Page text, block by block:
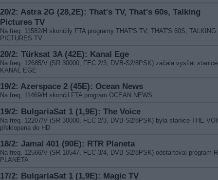
20/2: Astra 2G (28,2E): That's TV, That's 60s, Talking
Pictures TV
Na freq. 11582/H skončily FTA programy THAT'S TV, THAT'S 60S, TALKING
PICTURES TV
20/2: Türksat 3A (42E): Kanal Ege
Na freq. 12685/V (SR 30000, FEC 2/3, DVB-S2/8PSK) začala vysílat stanice
KANAL EGE
19/2: Azerspace 2 (45E): Ocean News
Na freq. 11469/H skončil FTA program OCEAN NEWS
19/2: BulgariaSat 1 (1,9E): The Voice
Na freq. 12207/V (SR 30000, FEC 2/3, DVB-S2/8PSK) byla stanice THE
překlopena do HD
18/2: Jamal 401 (90E): RTR Planeta
Na freq. 12566/V (SR 10547, FEC 3/4, DVB-S2/8PSK) odstartoval program
PLANETA
17/2: BulgariaSat 1 (1,9E): Magic TV